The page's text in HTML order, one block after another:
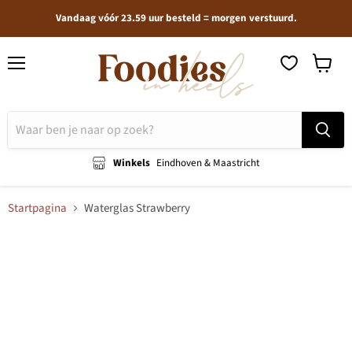
Vandaag vóór 23.59 uur besteld = morgen verstuurd.
Winkels Eindhoven & Maastricht
Startpagina Waterglas Strawberry